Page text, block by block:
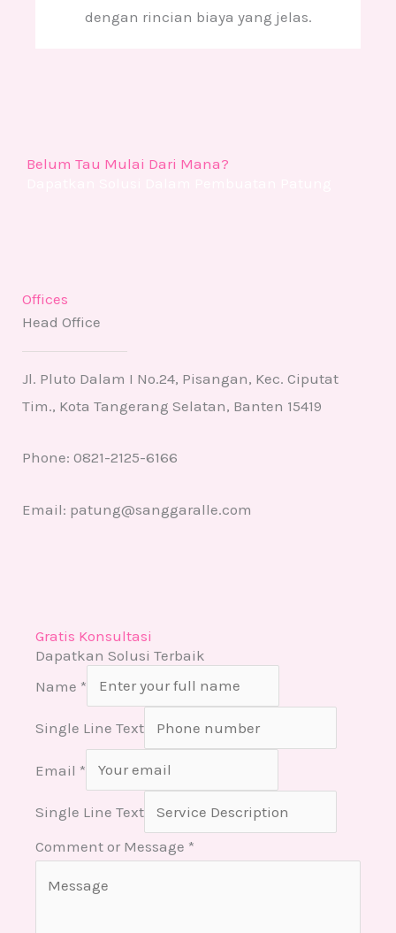
dengan rincian biaya yang jelas.
Belum Tau Mulai Dari Mana?
Offices
Head Office
Jl. Pluto Dalam I No.24, Pisangan, Kec. Ciputat
Tim., Kota Tangerang Selatan, Banten 15419
Phone: 0821-2125-6166
Email: patung@sanggaralle.com
Gratis Konsultasi
Dapatkan Solusi Terbaik
Name *
Single Line Text
Email *
Single Line Text
Comment or Message *